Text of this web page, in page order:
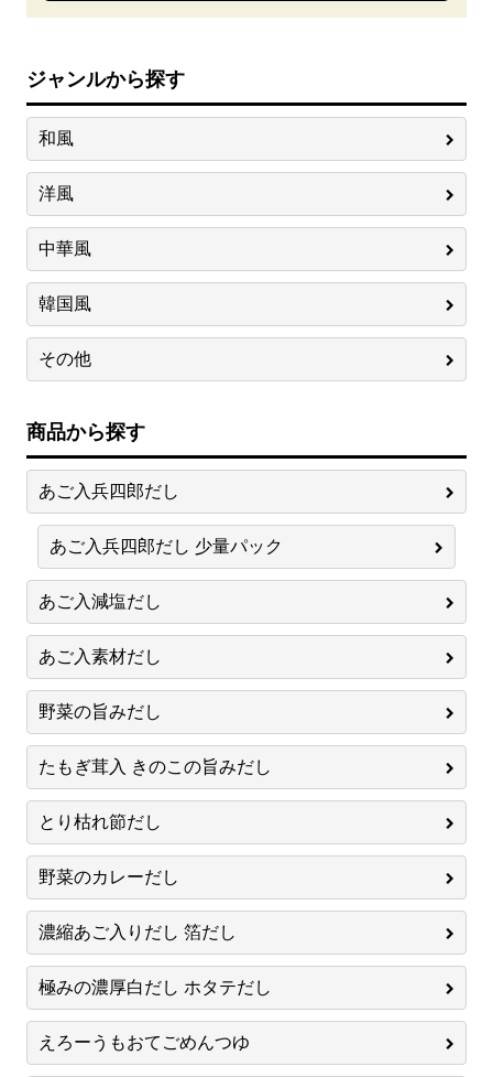
ジャンルから探す
和風
洋風
中華風
韓国風
その他
商品から探す
あご入兵四郎だし
あご入兵四郎だし 少量パック
あご入減塩だし
あご入素材だし
野菜の旨みだし
たもぎ茸入 きのこの旨みだし
とり枯れ節だし
野菜のカレーだし
濃縮あご入りだし 箔だし
極みの濃厚白だし ホタテだし
えろーうもおてごめんつゆ